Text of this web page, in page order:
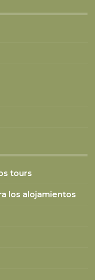
tours
los alojamientos